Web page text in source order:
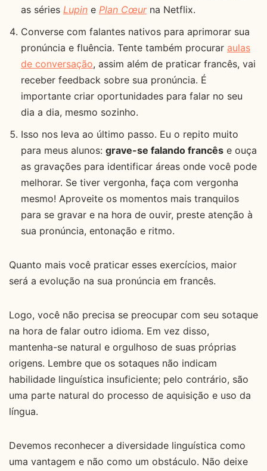
as séries Lupin e Plan Cœur na Netflix.
Converse com falantes nativos para aprimorar sua
pronúncia e fluência. Tente também procurar aulas
de conversação, assim além de praticar francês, vai
receber feedback sobre sua pronúncia. É
importante criar oportunidades para falar no seu
dia a dia, mesmo sozinho.
Isso nos leva ao último passo. Eu o repito muito
para meus alunos: grave-se falando francês e ouça
as gravações para identificar áreas onde você pode
melhorar. Se tiver vergonha, faça com vergonha
mesmo! Aproveite os momentos mais tranquilos
para se gravar e na hora de ouvir, preste atenção à
sua pronúncia, entonação e ritmo.
Quanto mais você praticar esses exercícios, maior
será a evolução na sua pronúncia em francês.
Logo, você não precisa se preocupar com seu sotaque
na hora de falar outro idioma. Em vez disso,
mantenha-se natural e orgulhoso de suas próprias
origens. Lembre que os sotaques não indicam
habilidade linguística insuficiente; pelo contrário, são
uma parte natural do processo de aquisição e uso da
língua.
Devemos reconhecer a diversidade linguística como
uma vantagem e não como um obstáculo. Não deixe